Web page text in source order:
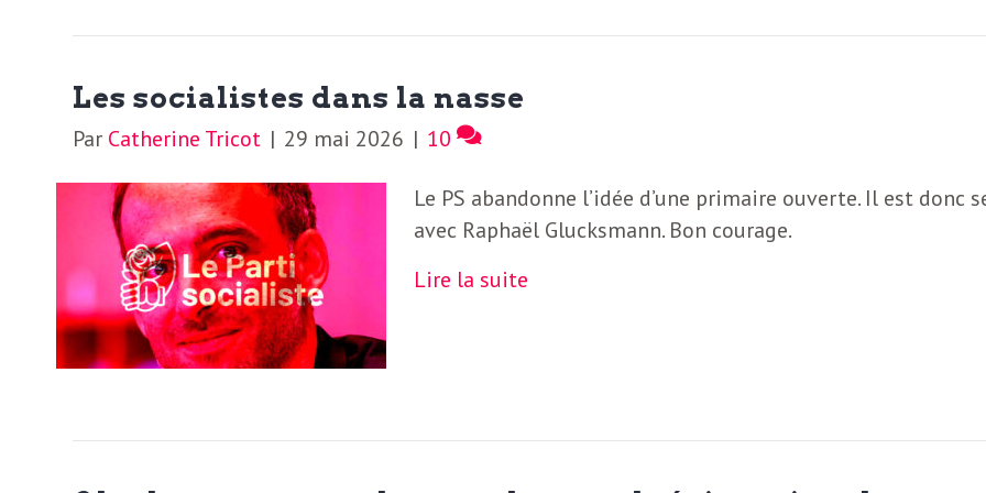
Les socialistes dans la nasse
Par Catherine Tricot | 29 mai 2026 | 10
Le PS abandonne l’idée d’une primaire ouverte. Il est donc
avec Raphaël Glucksmann. Bon courage.
Lire la suite